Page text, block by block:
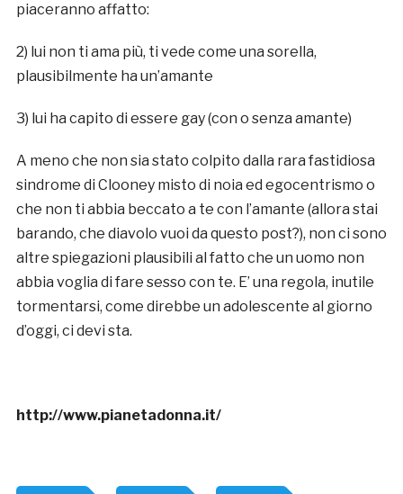
piaceranno affatto:
2) lui non ti ama più, ti vede come una sorella,
plausibilmente ha un’amante
3) lui ha capito di essere gay (con o senza amante)
A meno che non sia stato colpito dalla rara fastidiosa
sindrome di Clooney misto di noia ed egocentrismo o
che non ti abbia beccato a te con l’amante (allora stai
barando, che diavolo vuoi da questo post?), non ci sono
altre spiegazioni plausibili al fatto che un uomo non
abbia voglia di fare sesso con te. E’ una regola, inutile
tormentarsi, come direbbe un adolescente al giorno
d’oggi, ci devi sta.
http://www.pianetadonna.it/